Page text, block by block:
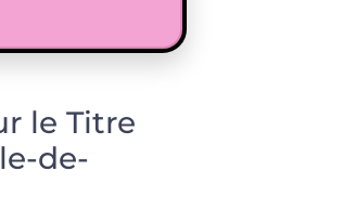
le Titre
de-